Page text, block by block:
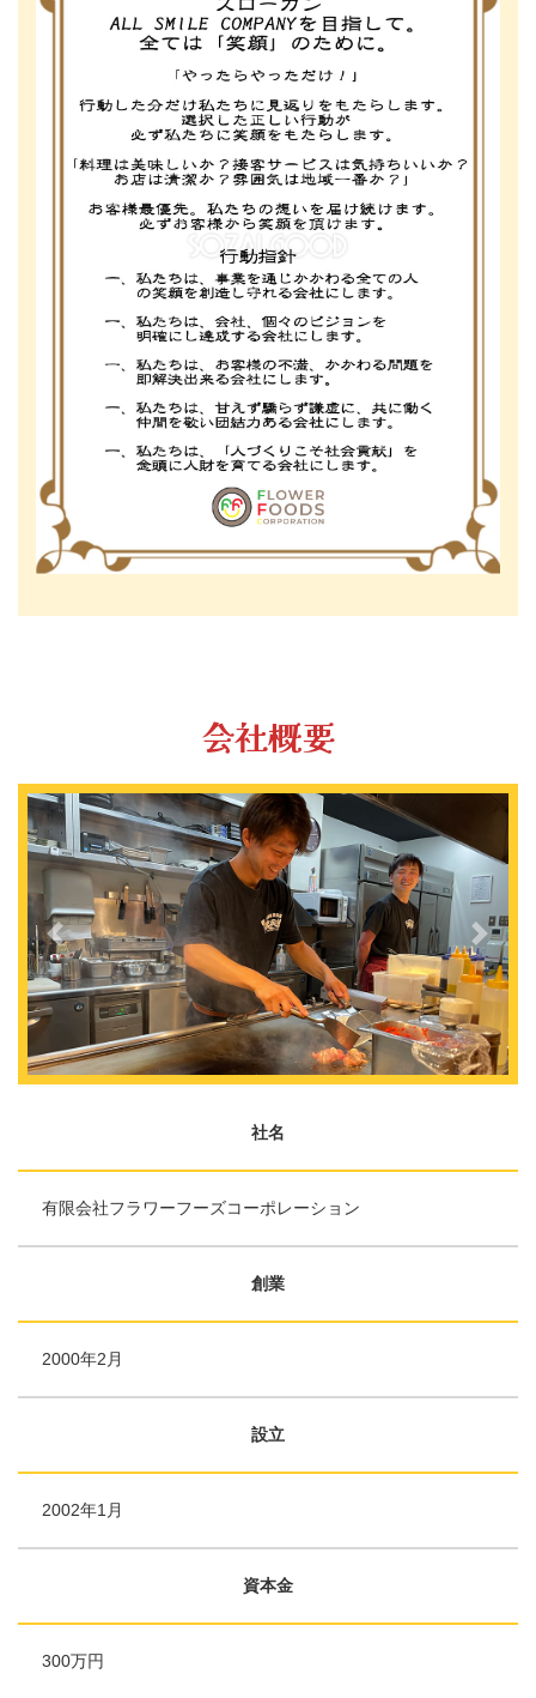
会社概要
前へ 次へ
社名
有限会社フラワーフーズコーポレーション
創業
2000年2月
設立
2002年1月
資本金
300万円